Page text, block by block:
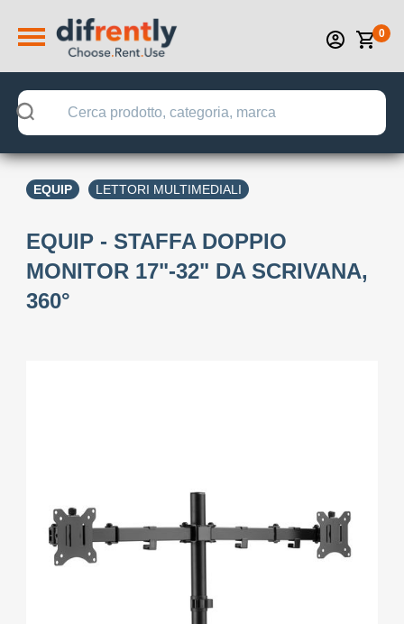
0
EQUIP LETTORI MULTIMEDIALI
EQUIP - STAFFA DOPPIO
MONITOR 17"-32" DA SCRIVANA,
360°